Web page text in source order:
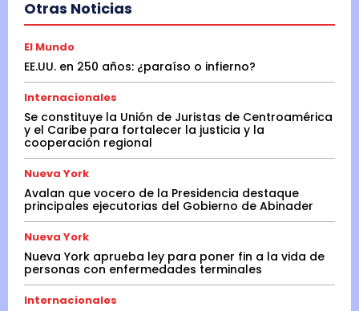
Otras Noticias
El Mundo
EE.UU. en 250 años: ¿paraíso o infierno?
Internacionales
Se constituye la Unión de Juristas de Centroamérica
y el Caribe para fortalecer la justicia y la
cooperación regional
Nueva York
Avalan que vocero de la Presidencia destaque
principales ejecutorias del Gobierno de Abinader
Nueva York
Nueva York aprueba ley para poner fin a la vida de
personas con enfermedades terminales
Internacionales